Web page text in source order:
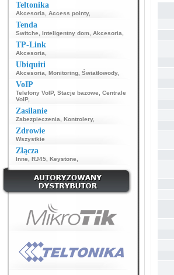
Teltonika
Akcesoria Access pointy,
Tenda
Switche Inteligentny dom Akcesoria
TP-Link
Akcesoria
Ubiquiti
Akcesoria Monitoring Światłowody,
VoIP
Telefony VoIP, Stacje bazowe
Centrale
VoIP,
Zasilanie
Zabezpieczenia Kontrolery,
Zdrowie
Wszystkie
Złącza
Inne RJ45 Keystone